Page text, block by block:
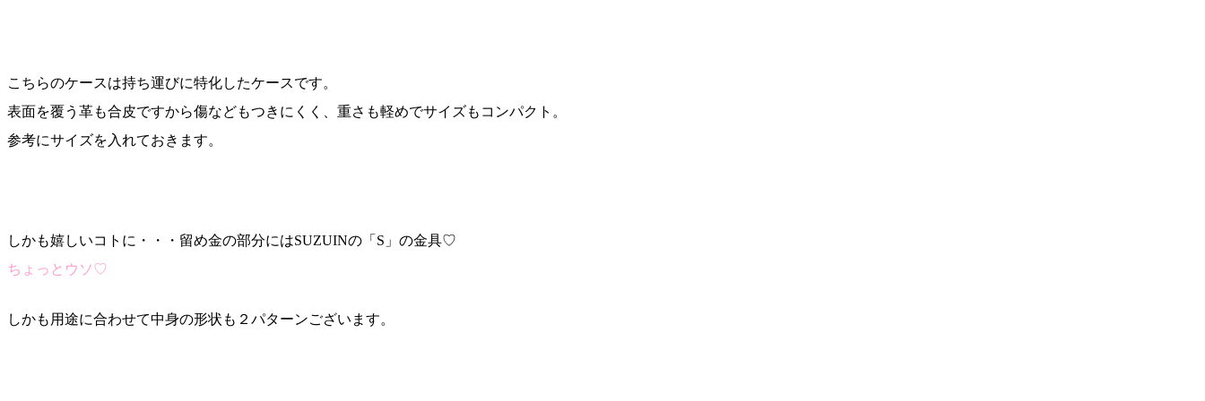
こちらのケースは持ち運びに特化したケースです。
表面を覆う革も合皮ですから傷などもつきにくく、重さも軽めでサイズもコンパクト。
参考にサイズを入れておきます。
しかも嬉しいコトに・・・留め金の部分にはSUZUINの「S」の金具♡
ちょっとウソ♡
しかも用途に合わせて中身の形状も２パターンございます。